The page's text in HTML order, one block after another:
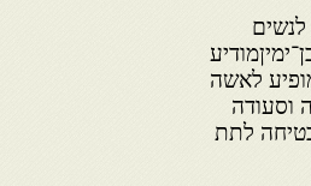
לנשים
לאשה
וסעודה
לתת